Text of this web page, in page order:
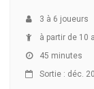
3 à 6 joueurs
à partir de 10
45 minutes
Sortie : déc.